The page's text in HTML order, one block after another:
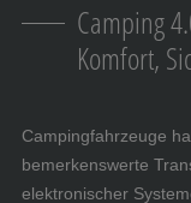
Camping
Komfort,
Campingfahrzeuge
bemerkenswerte
elektronischer